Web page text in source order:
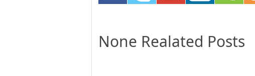
None Realated Posts